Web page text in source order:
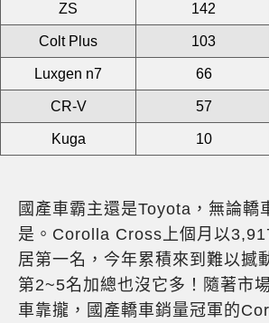
ZS 142
Colt Plus 103
Luxgen n7 66
CR-V 57
Kuga 10
國產車霸主還是Toyota，無論轎
是。Corolla Cross上個月以
居第一名，今年累積來到難以撼
第2~5名加總也沒它多！隨著市
車靠攏，國產轎車銷量冠軍的